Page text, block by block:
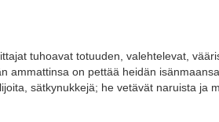
tuhoavat totuuden, valehtelevat,
ammattinsa on pettää heidän
sätkynukkejä; he vetävät naruista ja